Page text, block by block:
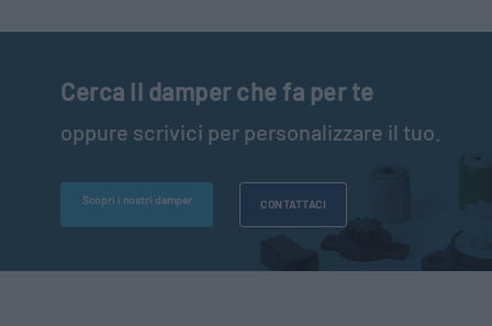
Cerca il damper che fa per te
oppure scrivici per personalizzare il tuo.
Scopri i nostri damper CONTATTACI